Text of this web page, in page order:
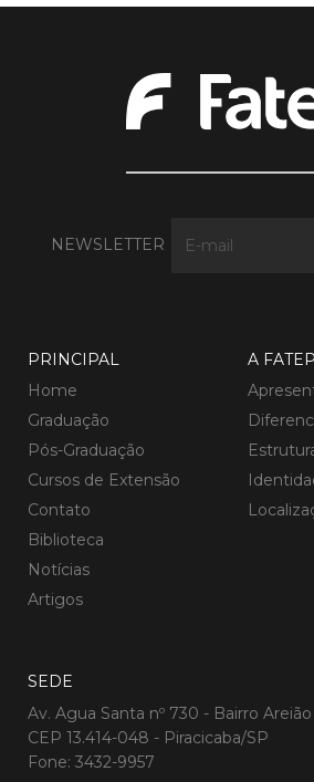
NEWSLETTER
PRINCIPAL
Home
Graduação
Pós-Graduação
Cursos de Extensão
Contato
Biblioteca
Notícias
Artigos
A FATEP
SEDE
Av. Agua Santa nº 730 - Bairro Areião
CEP 13.414-048 - Piracicaba/SP
Fone: 3432-9957